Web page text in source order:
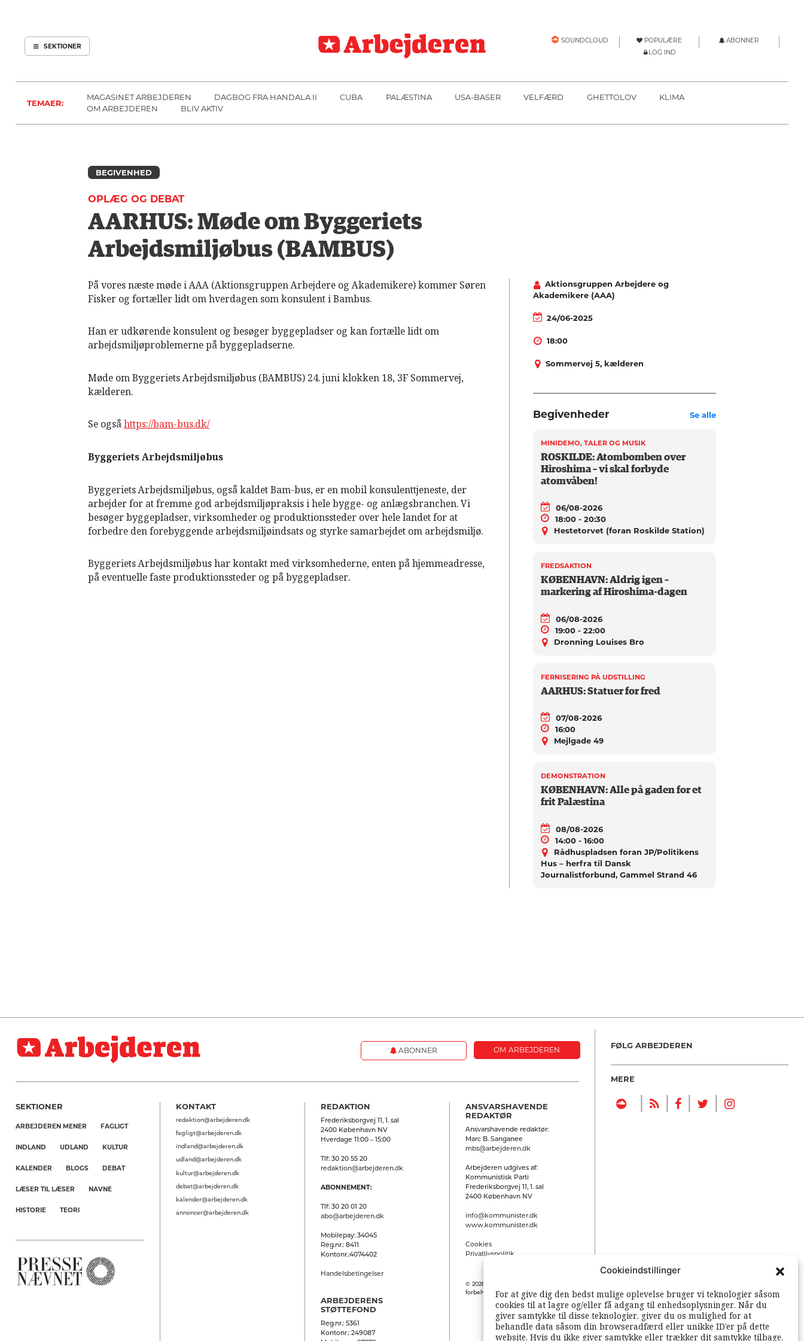
Cookieindstillinger
For at give dig den bedst mulige oplevelse bruger vi teknologier såsom
cookies til at lagre og/eller få adgang til enhedsoplysninger. Når du
giver samtykke til disse teknologier, giver du os mulighed for at
behandle data såsom din browseradfærd eller unikke ID’er på dette
website. Hvis du ikke giver samtykke eller trækker dit samtykke tilbage,
SEKTIONER
ARBEJDEREN
MENER
UDLAND
BLOGS
LÆSER
NAVNE
TEORI
SOUNDCLOUD
ABONNER
LOG IND
OM
SEKTIONER
SOUNDCLOUD POPULÆRE
ABONNER
LOG IND
TEMAER:
MAGASINET ARBEJDEREN DAGBOG FRA HANDALA II CUBA PALÆSTINA USA-BASER VELFÆRD GHETTOLOV
KLIMA
OM ARBEJDEREN
BLIV AKTIV
BEGIVENHED
OPLÆG OG DEBAT
AARHUS: Møde om Byggeriets
Arbejdsmiljøbus (BAMBUS)
På vores næste møde i AAA (Aktionsgruppen Arbejdere og Akademikere) kommer Søren
Fisker og fortæller lidt om hverdagen som konsulent i Bambus.
Han er udkørende konsulent og besøger byggepladser og kan fortælle lidt om
arbejdsmiljøproblemerne på byggepladserne.
Møde om Byggeriets Arbejdsmiljøbus (BAMBUS) 24. juni klokken 18, 3F Sommervej,
kælderen.
Se ogsåhttps://bam-bus.dk/
Byggeriets Arbejdsmiljøbus
Byggeriets Arbejdsmiljøbus, også kaldet Bam-bus, er en mobil konsulenttjeneste, der
arbejder for at fremme god arbejdsmiljøpraksis i hele bygge- og anlægsbranchen. Vi
besøger byggepladser, virksomheder og produktionssteder over hele landet for at
forbedre den forebyggende arbejdsmiljøindsats og styrke samarbejdet om arbejdsmiljø.
Byggeriets Arbejdsmiljøbus har kontakt med virksomhederne, enten på hjemmeadresse,
på eventuelle faste produktionssteder og på byggepladser.
Aktionsgruppen Arbejdere og
Akademikere (AAA)
24/06-2025
18:00
Sommervej 5, kælderen
Begivenheder Se alle
MINIDEMO, TALER OG MUSIK
ROSKILDE: Atombomben over
Hiroshima – vi skal forbyde
atomvåben!
06/08-2026
18:00 - 20:30
Hestetorvet (foran Roskilde Station)
FREDSAKTION
KØBENHAVN: Aldrig igen –
markering af Hiroshima-dagen
06/08-2026
19:00 - 22:00
Dronning Louises Bro
FERNISERING PÅ UDSTILLING
AARHUS: Statuer for fred
07/08-2026
16:00
Mejlgade 49
DEMONSTRATION
KØBENHAVN: Alle på gaden for et
frit Palæstina
08/08-2026
14:00 - 16:00
Rådhuspladsen foran JP/Politikens
Hus – herfra til Dansk
Journalistforbund, Gammel Strand 46
ABONNER OM ARBEJDEREN
SEKTIONER
ARBEJDEREN MENER FAGLIGT
INDLAND UDLAND KULTUR
KALENDER BLOGS DEBAT
LÆSER TIL LÆSER NAVNE
HISTORIE TEORI
KONTAKT
redaktion@arbejderen.dk
fagligt@arbejderen.dk
indland@arbejderen.dk
udland@arbejderen.dk
kultur@arbejderen.dk
debat@arbejderen.dk
kalender@arbejderen.dk
annoncer@arbejderen.dk
REDAKTION
Frederiksborgvej 11, 1. sal
2400 København NV
Hverdage 11:00 – 15:00
Tlf: 30 20 55 20
redaktion@arbejderen.dk
ABONNEMENT:
Tlf: 30 20 01 20
abo@arbejderen.dk
Mobilepay: 34045
Reg.nr.: 8411
Kontonr.:4074402
Handelsbetingelser
ARBEJDERENS
STØTTEFOND
Reg.nr.: 5361
Kontonr.: 249087
ANSVARSHAVENDE
REDAKTØR
Ansvarshavende redaktør:
Marc B. Sanganee
mbs@arbejderen.dk
Arbejderen udgives af:
Kommunistisk Parti
Frederiksborgvej 11, 1. sal
2400 København NV
info@kommunister.dk
www.kommunister.dk
Cookies
Privatlivspolitik
© 2026 Arbejderen. Alle rettigheder
forbeholdes.
FØLG ARBEJDEREN
MERE
| | | |